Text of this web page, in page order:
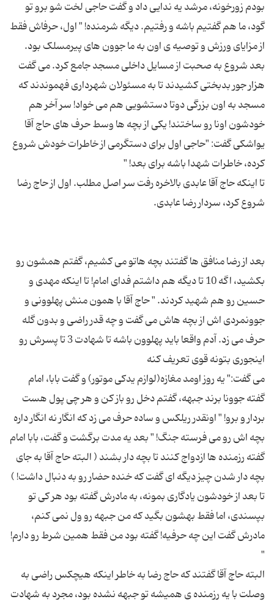
بودم زورخونه، مرشد یه ندایی داد و گفت حاجی لخت شو برو تو
گود، ما هم گفتیم باشه و رفتیم. دیگه شرمنده! " اول، حرفاش فقط
از مزایای ورزش و توصیه ی اون به ما جوون های پیرمسلک بود.
بعد شروع به صحبت از مسایل داخلی مسجد جامع کرد. می گفت
هزار جور بدبختی کشیدند تا به مسئولان شهرداری فهموندند که
مسجد به اون بزرگی دوتا دستشویی هم می خواد! سر آخر هم
خودشون اونا رو ساختند! یکی از بچه ها وسط حرف های حاج آقا
یواشکی گفت: "حاجی اول برای دستگرمی از خاطرات خودش شروع
تا اینکه حاج آقا عابدی بالاخره رفت سر اصل مطلب. اول از حاج رضا
بعد از رضا منافق ها گفتند بچه هاتو می کشیم، گفتم همشون رو
بکشید، اگه 10 تا دیگه هم داشتم فدای امام! تا اینکه مهدی و
حسین رو هم شهید کردند. " حاج آقا با همون منش پهلوونی و
جوونمردی اش از بچه هاش می گفت و چه قدر راضی و بدون گله
حرف می زد. آدم واقعا باید پهلوون باشه تا شهادت 3 تا پسرش رو
می گفت:‌" یه روز اومد مغازه(لوازم یدکی موتور) و گفت بابا، امام
گفته جوونا برند جبهه، گفتم دخل رو باز کن و هر چی پول هست
بردار و برو! " اونقدر ریلکس و ساده حرف می زد که انگار نه انگار داره
بچه اش رو می فرسته جنگ! " بعد یه مدت برگشت و گفت، بابا امام
گفته رزمنده ها ازدواج کنند تا بچه دار بشند ( البته حاج آقا به جای
بچه دار شدن چیز دیگه ای گفت که خنده حضار رو به دنبال داشت! )
تا بعد از خودشون یادگاری بمونه، به مادرش گفته بود هر کی تو
بپسندی، اما فقط بهشون بگید که من جبهه رو ول نمی کنم،
مادرش گفت این چه حرفیه! گفته بود من فقط همین شرط رو دارم!
البته حاج آقا گفتند که حاج رضا به خاطر اینکه هیچکس راضی به
وصلت با یه رزمنده ی همیشه تو جبهه نشده بود، مجرد به شهادت